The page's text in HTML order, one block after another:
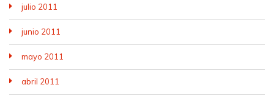
julio 2011
junio 2011
mayo 2011
abril 2011